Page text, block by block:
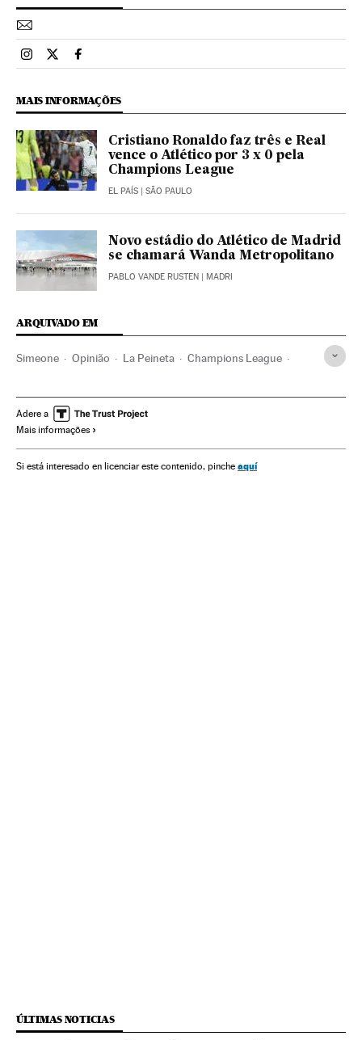
Esportes El País Brasil en Instagram
Esportes El País Brasil en Twitter
Esportes El País Brasil en Facebook
MAIS INFORMAÇÕES
Cristiano Ronaldo faz três e Real
vence o Atlético por 3 x 0 pela
Champions League
EL PAÍS | SÃO PAULO
Novo estádio do Atlético de Madrid
se chamará Wanda Metropolitano
PABLO VANDE RUSTEN | MADRI
ARQUIVADO EM
Simeone Opinião La Peineta Champions League
Times esportes Comunidade de Madrid
Espanha
Adere a
Mais informações
Si está interesado en licenciar este contenido, pinche aquí
ÚLTIMAS NOTICIAS